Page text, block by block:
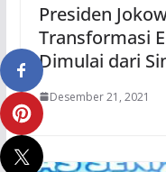
Presiden
Transformasi
Dimulai dari
Desember 21, 2021